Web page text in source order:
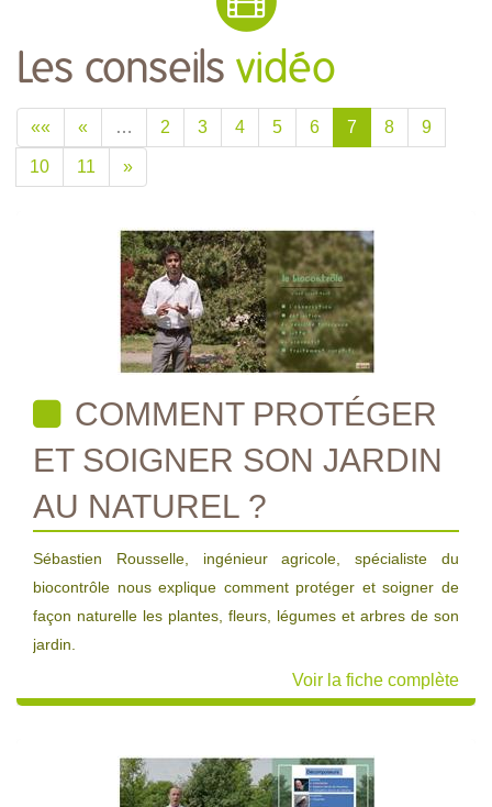
Les conseils vidéo
«« « … 2 3 4 5 6 7 8 9
10 11 »
COMMENT PROTÉGER
ET SOIGNER SON JARDIN
AU NATUREL ?
Sébastien Rousselle, ingénieur agricole, spécialiste du
biocontrôle nous explique comment protéger et soigner de
façon naturelle les plantes, fleurs, légumes et arbres de son
jardin.
Voir la fiche complète